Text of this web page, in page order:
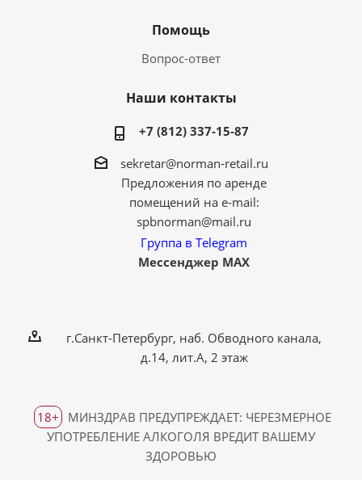
Помощь
Вопрос-ответ
Наши контакты
+7 (812) 337-15-87
sekretar@norman-retail.ru
Предложения по аренде
помещений на e-mail:
spbnorman@mail.ru
Группа в Telegram
Мессенджер MAX
г.Санкт-Петербург, наб. Обводного канала,
д.14, лит.А, 2 этаж
18+
МИНЗДРАВ ПРЕДУПРЕЖДАЕТ: ЧЕРЕЗМЕРНОЕ
УПОТРЕБЛЕНИЕ АЛКОГОЛЯ ВРЕДИТ ВАШЕМУ
ЗДОРОВЬЮ